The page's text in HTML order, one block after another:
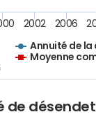
Annuité de
Moyenne
2002 2006
de